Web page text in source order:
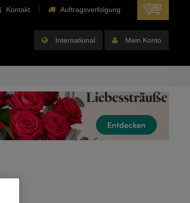
Kontakt Auftragsverfolgung
International Mein Konto